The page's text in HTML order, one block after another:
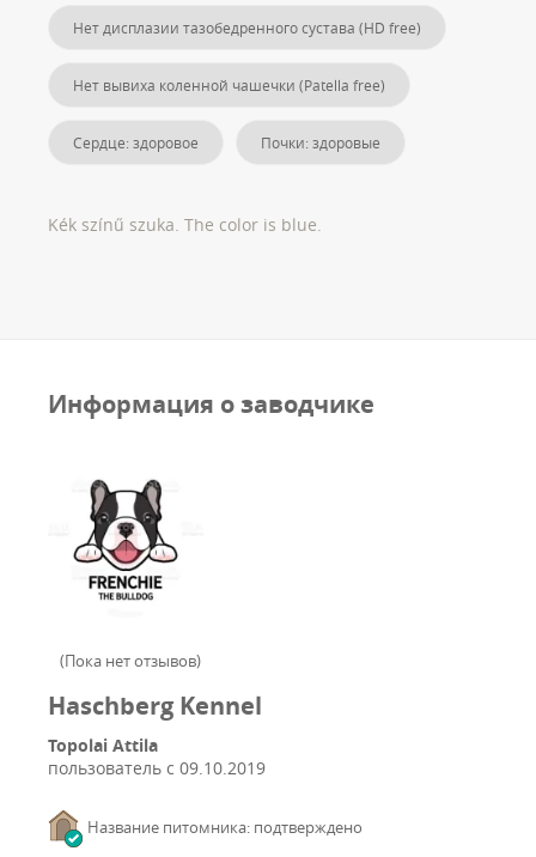
Нет дисплазии тазобедренного сустава (HD free)
Нет вывиха коленной чашечки (Patella free)
Сердце: здоровое Почки: здоровые
Kék színű szuka. The color is blue.
Информация о заводчике
(Пока нет отзывов)
Haschberg Kennel
Topolai Attila
пользователь с 09.10.2019
Название питомника: подтверждено